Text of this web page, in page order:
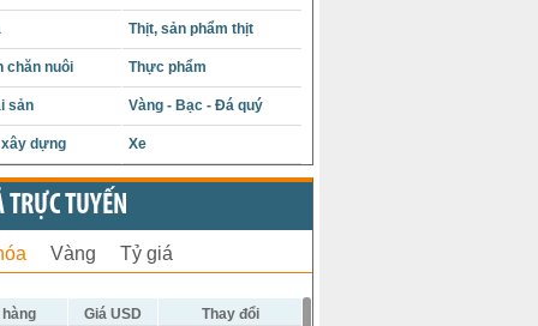
Thịt, sản phẩm thịt
chăn nuôi Thực phẩm
sản Vàng - Bạc - Đá quý
dựng Xe
TRỰC TUYẾN
Vàng Tỷ giá
Giá USD
Thay đổi